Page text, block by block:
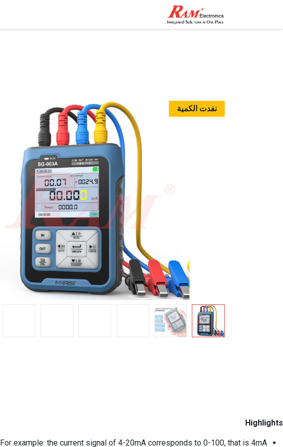
نفدت الكمية
Highlights
example: the current signal of 4-20mA corresponds to 0-100, that is 4mA